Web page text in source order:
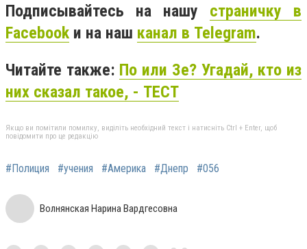
Подписывайтесь на нашу страничку в
Facebook и на наш канал в Telegram.
Читайте также: По или Зе? Угадай, кто из
них сказал такое, - ТЕСТ
Якщо ви помітили помилку, виділіть необхідний текст і натисніть Ctrl + Enter, щоб
повідомити про це редакцію
#Полиция #учения #Америка #Днепр #056
Волнянская Нарина Вардгесовна